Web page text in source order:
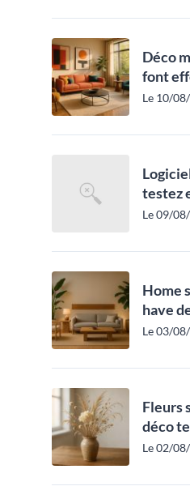
Déco
font
Le 10/
testez
Le 09/
Home
have
Le 03/
Fleurs
déco
Le 02/